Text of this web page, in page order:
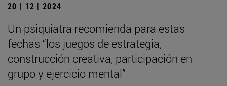
20 | 12 | 2024
Un psiquiatra recomienda para estas
fechas “los juegos de estrategia,
construcción creativa, participación en
grupo y ejercicio mental”